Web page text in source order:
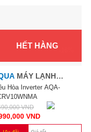
HẾT HÀNG
MÁY LẠNH
AQA-
Hòa Inverter AQA-
VND
VND